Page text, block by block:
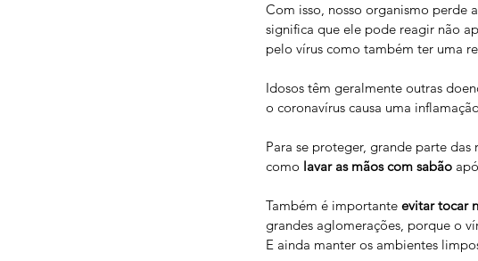
Com isso, nosso organismo perde
significa que ele pode reagir não
pelo vírus como também ter uma
Idosos têm geralmente outras
o coronavírus causa uma
Para se proteger, grande parte
como lavar as mãos com sabão
Também é importante evitar tocar
grandes aglomerações, porque o
E ainda manter os ambientes